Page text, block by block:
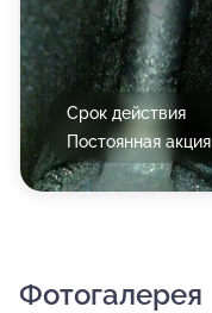
Срок действия
Постоянная акция
Фотогалерея